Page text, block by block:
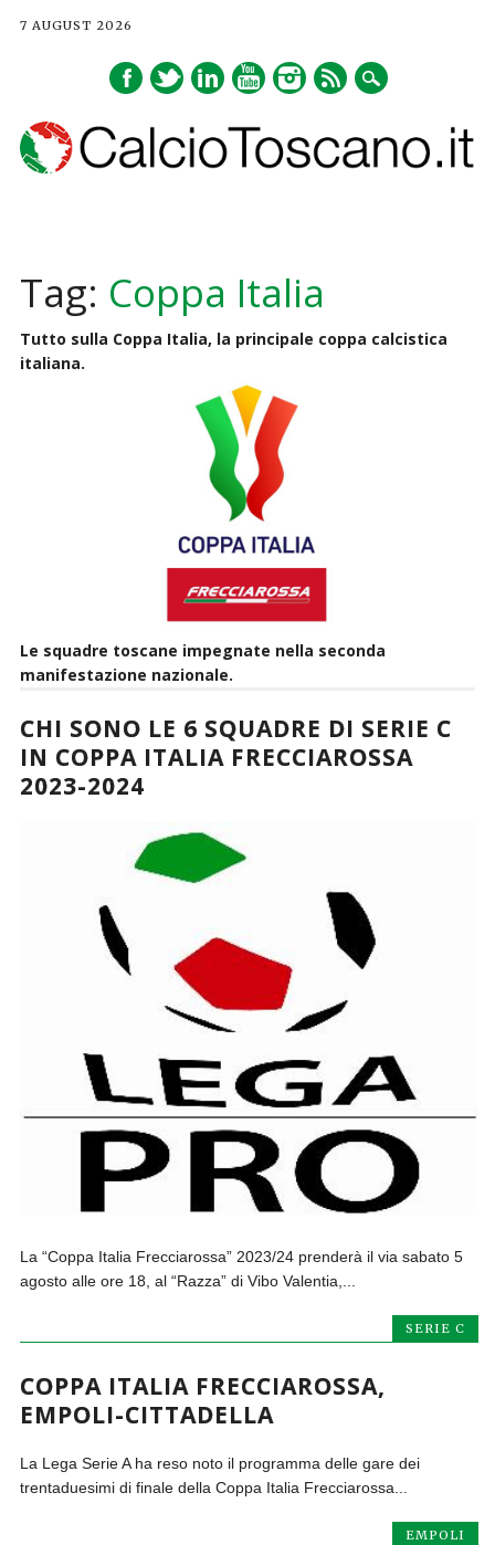
7 AUGUST 2026
content
Tag: Coppa Italia
Tutto sulla Coppa Italia, la principale coppa calcistica
italiana.
Le squadre toscane impegnate nella seconda
manifestazione nazionale.
CHI SONO LE 6 SQUADRE DI SERIE C
IN COPPA ITALIA FRECCIAROSSA
2023-2024
La “Coppa Italia Frecciarossa” 2023/24 prenderà il via sabato 5
agosto alle ore 18, al “Razza” di Vibo Valentia,...
SERIE C
COPPA ITALIA FRECCIAROSSA,
EMPOLI-CITTADELLA
La Lega Serie A ha reso noto il programma delle gare dei
trentaduesimi di finale della Coppa Italia Frecciarossa...
EMPOLI